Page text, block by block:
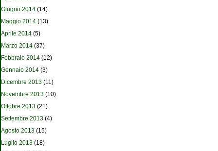
Giugno 2014 (14)
Maggio 2014 (13)
Aprile 2014 (5)
Marzo 2014 (37)
Febbraio 2014 (12)
Gennaio 2014 (3)
Dicembre 2013 (11)
Novembre 2013 (10)
Ottobre 2013 (21)
Settembre 2013 (4)
Agosto 2013 (15)
Luglio 2013 (18)